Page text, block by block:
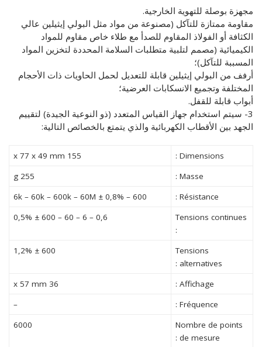
مركز الطبع والسمعي البصري
السيطرة على المخاطر الصناعية والبيئية
هندسة المعادن
الأقــســــام الـتـحــضـيـريـــة
شروط الإلتحاق بالمدرسة
القانون الداخلي
البرنامج الدراسي
عروض التكوين
الشهادات
ميثاق الأداب والأخلاقيات الجامعية
مجهزة بوصلة للتهوية الخارجية.
مقاومة ممتازة للتآكل (مصنوعة من مواد مثل البولي إيثيلين عالي
الكثافة أو الفولاذ المقاوم للصدأ مع طلاء خاص مقاوم للمواد
الكيميائية (مصمم لتلبية متطلبات السلامة المحددة لتخزين المواد
المسببة للتآكل)؛
أرفف من البولي إيثيلين قابلة للتعديل لحمل الحاويات ذات الأحجام
المختلفة وتجميع الانسكابات العرضية؛
أبواب قابلة للقفل.
3- سيتم استخدام جهاز القياس المتعدد (ذو النوعية الجيدة) لتقييم
الجهد بين الأقطاب الكهربائية والذي يتمتع بالخصائص التالية:
Dimensions :
155 x 77 x 49 mm
Masse :
255 g
Résistance :
600 – 6k – 60k – 600k – 60M ± 0,8%
Tensions continues
:
0,6 – 6 – 60 – 600 ± 0,5%
Tensions
alternatives :
600 ± 1,2%
Affichage :
36 x 57 mm
Fréquence :
–
Nombre de points
de mesure :
6000